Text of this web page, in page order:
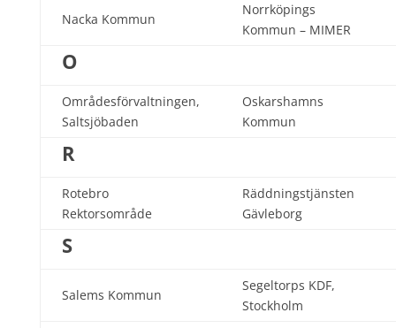
Nacka Kommun
Norrköpings
Kommun – MIMER
O
Områdesförvaltningen,
Saltsjöbaden
Oskarshamns
Kommun
R
Rotebro
Rektorsområde
Räddningstjänsten
Gävleborg
S
Salems Kommun
Segeltorps KDF,
Stockholm